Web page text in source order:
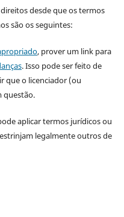
desde que os termos
são os seguintes:
, prover um link para
. Isso pode ser feito de
que o licenciador (ou
questão.
aplicar termos jurídicos ou
legalmente outros de